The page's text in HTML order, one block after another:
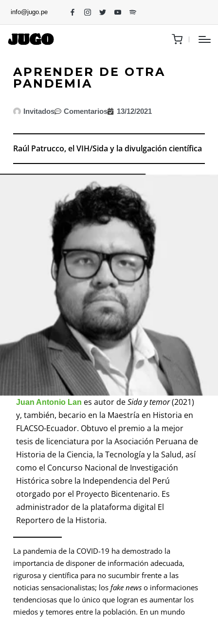
info@jugo.pe
APRENDER DE OTRA
PANDEMIA
Invitados Comentarios 13/12/2021
Raúl Patrucco, el VIH/Sida y la divulgación científica
Juan Antonio Lan es autor deSida y temor(2021)
y, también, becario en la Maestría en Historia en
FLACSO-Ecuador. Obtuvo el premio a la mejor
tesis de licenciatura por la Asociación Peruana de
Historia de la Ciencia, la Tecnología y la Salud, así
como el Concurso Nacional de Investigación
Histórica sobre la Independencia del Perú
otorgado por el Proyecto Bicentenario. Es
administrador de la plataforma digital El
Reportero de la Historia.
La pandemia de la COVID-19 ha demostrado la
importancia de disponer de información adecuada,
rigurosa y científica para no sucumbir frente a las
noticias sensacionalistas; los fake news o informaciones
tendenciosas que lo único que logran es aumentar los
miedos y temores entre la población. En un mundo